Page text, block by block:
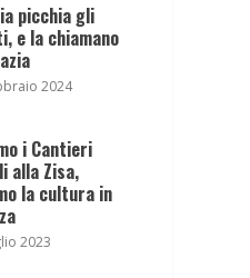
picchia gli
e la chiamano
2024
i Cantieri
alla Zisa,
la cultura in
2023